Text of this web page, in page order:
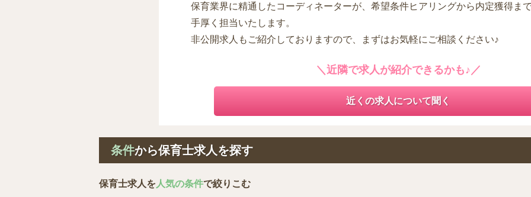
保育業界に精通したコーディネーターが、希望条件ヒアリングから内定獲得ま
手厚く担当いたします。
非公開求人もご紹介しておりますので、まずはお気軽にご相談ください♪
＼近隣で求人が紹介できるかも♪／
近くの求人について聞く
条件から保育士求人を探す
保育士求人を 人気の条件で絞りこむ